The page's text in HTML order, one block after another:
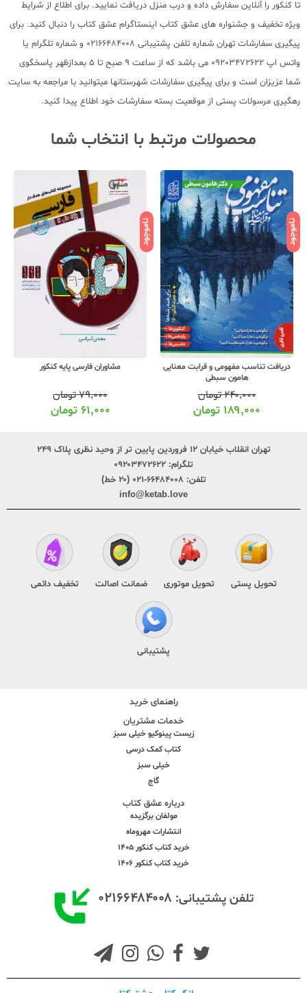
تا کنکور را آنلاین سفارش داده و درب منزل دریافت نمایید. برای اطلاع از شرایط
ویژه تخفیف و جشنواره های عشق کتاب اینستاگرام عشق کتاب را دنبال کنید. برای
پیگیری سفارشات تهران شماره تلفن پشتیبانی 02166484008 و شماره تلگرام یا
واتس اپ 09203472622 می باشد که از ساعت 9 صبح تا 5 بعدازظهر پاسخگوی
شما عزیزان است و برای پیگیری سفارشات شهرستانها میتوانید با مراجعه به سایت
رهگیری مرسولات پستی از موقعیت بسته سفارشات خود اطلاع پیدا کنید.
محصولات مرتبط با انتخاب شما
ناموجود
دریافت تناسب مفهومی و قرابت معنایی
هامون سبطی
۲۴۰,۰۰۰تومان
۱۸۹,۰۰۰ تومان
ناموجود
مشاوران فارسی پایه کنکور
۷۹,۰۰۰تومان
۶۱,۰۰۰ تومان
تهران انقلاب خیابان ۱۲ فروردین پایین تر از وحید نظری پلاک ۲۴۹
تلگرام: ۰۹۲۰۳۴۷۲۶۲۲
تلفن: ۶۶۴۸۴۰۰۸-۰۲۱ (۲۰ خط)
info@ketab.love
تحویل پستی تحویل موتوری ضمانت اصالت تخفیف دائمی
پشتیبانی
راهنمای خرید
خدمات مشتریان
زیست پینوکیو خیلی سبز
کتاب کمک درسی
خیلی سبز
گاج
درباره عشق کتاب
مولفان برگزیده
انتشارات مهروماه
خرید کتاب کنکور 1405
خرید کتاب کنکور 1406
تلفن پشتیبانی: ۰۲۱۶۶۴۸۴۰۰۸